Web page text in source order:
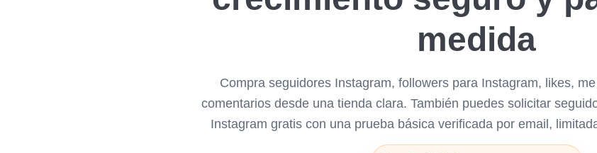
medida
Compra seguidores Instagram, followers para Instagram, likes,
comentarios desde una tienda clara. También puedes solicitar
Instagram gratis con una prueba básica verificada por email,